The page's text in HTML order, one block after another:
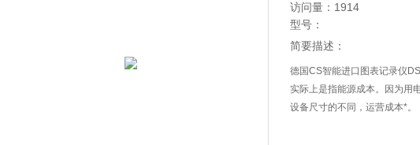
访问量：1914
型号：
简要描述：
德国CS智能进口图表记录仪
实际上是指能源成本。因为用
设备尺寸的不同，运营成本*。